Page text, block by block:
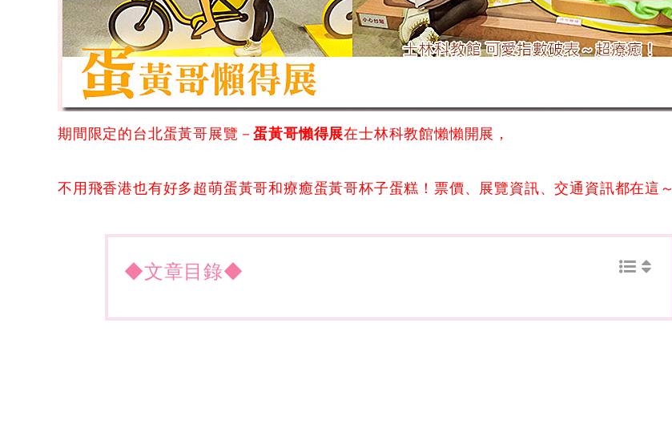
期間限定的台北蛋黃哥展覽－蛋黃哥懶得展在士林科教館懶懶開展，
不用飛香港也有好多超萌蛋黃哥和療癒蛋黃哥杯子蛋糕！票價、展覽資訊、交通資訊都在這～
◆文章目錄◆